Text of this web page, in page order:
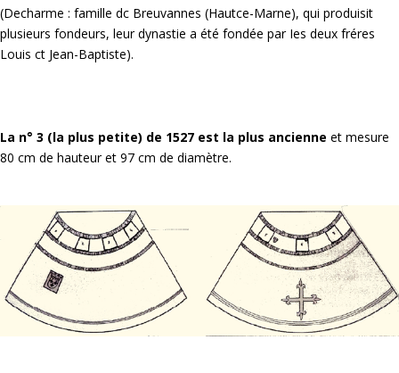
(Decharme : famille dc Breuvannes (Hautce-Marne), qui produisit
plusieurs fondeurs, leur dynastie a été fondée par Ies deux fréres
Louis ct Jean-Baptiste).
La n° 3 (la plus petite) de 1527 est la plus ancienne et mesure
80 cm de hauteur et 97 cm de diamètre.